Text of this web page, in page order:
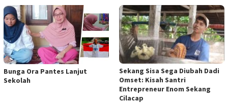
Bunga Ora Pantes Lanjut
Sekolah
Sekang Sisa Sega Diubah Dadi
Omset: Kisah Santri
Entrepreneur Enom Sekang
Cilacap